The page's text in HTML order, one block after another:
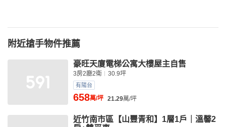
附近搶手物件推薦
豪旺天廈電梯公寓大樓屋主自售
3房2廳2衛 30.9坪
有陽台
658萬/坪 21.29萬/坪
近竹南市區【山豐青和】1層1戶｜溫馨2